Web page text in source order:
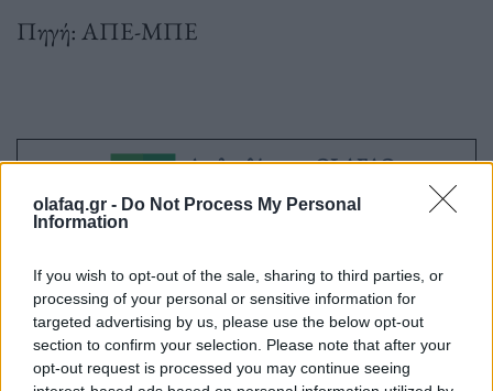
olafaq.gr - Do Not Process My Personal
Information
If you wish to opt-out of the sale, sharing to third parties, or
processing of your personal or sensitive information for
targeted advertising by us, please use the below opt-out
section to confirm your selection. Please note that after your
opt-out request is processed you may continue seeing
Πηγή: ΑΠΕ-ΜΠΕ
Ακολουθήστε το OLAFAQ
στο Google News
Newsroom